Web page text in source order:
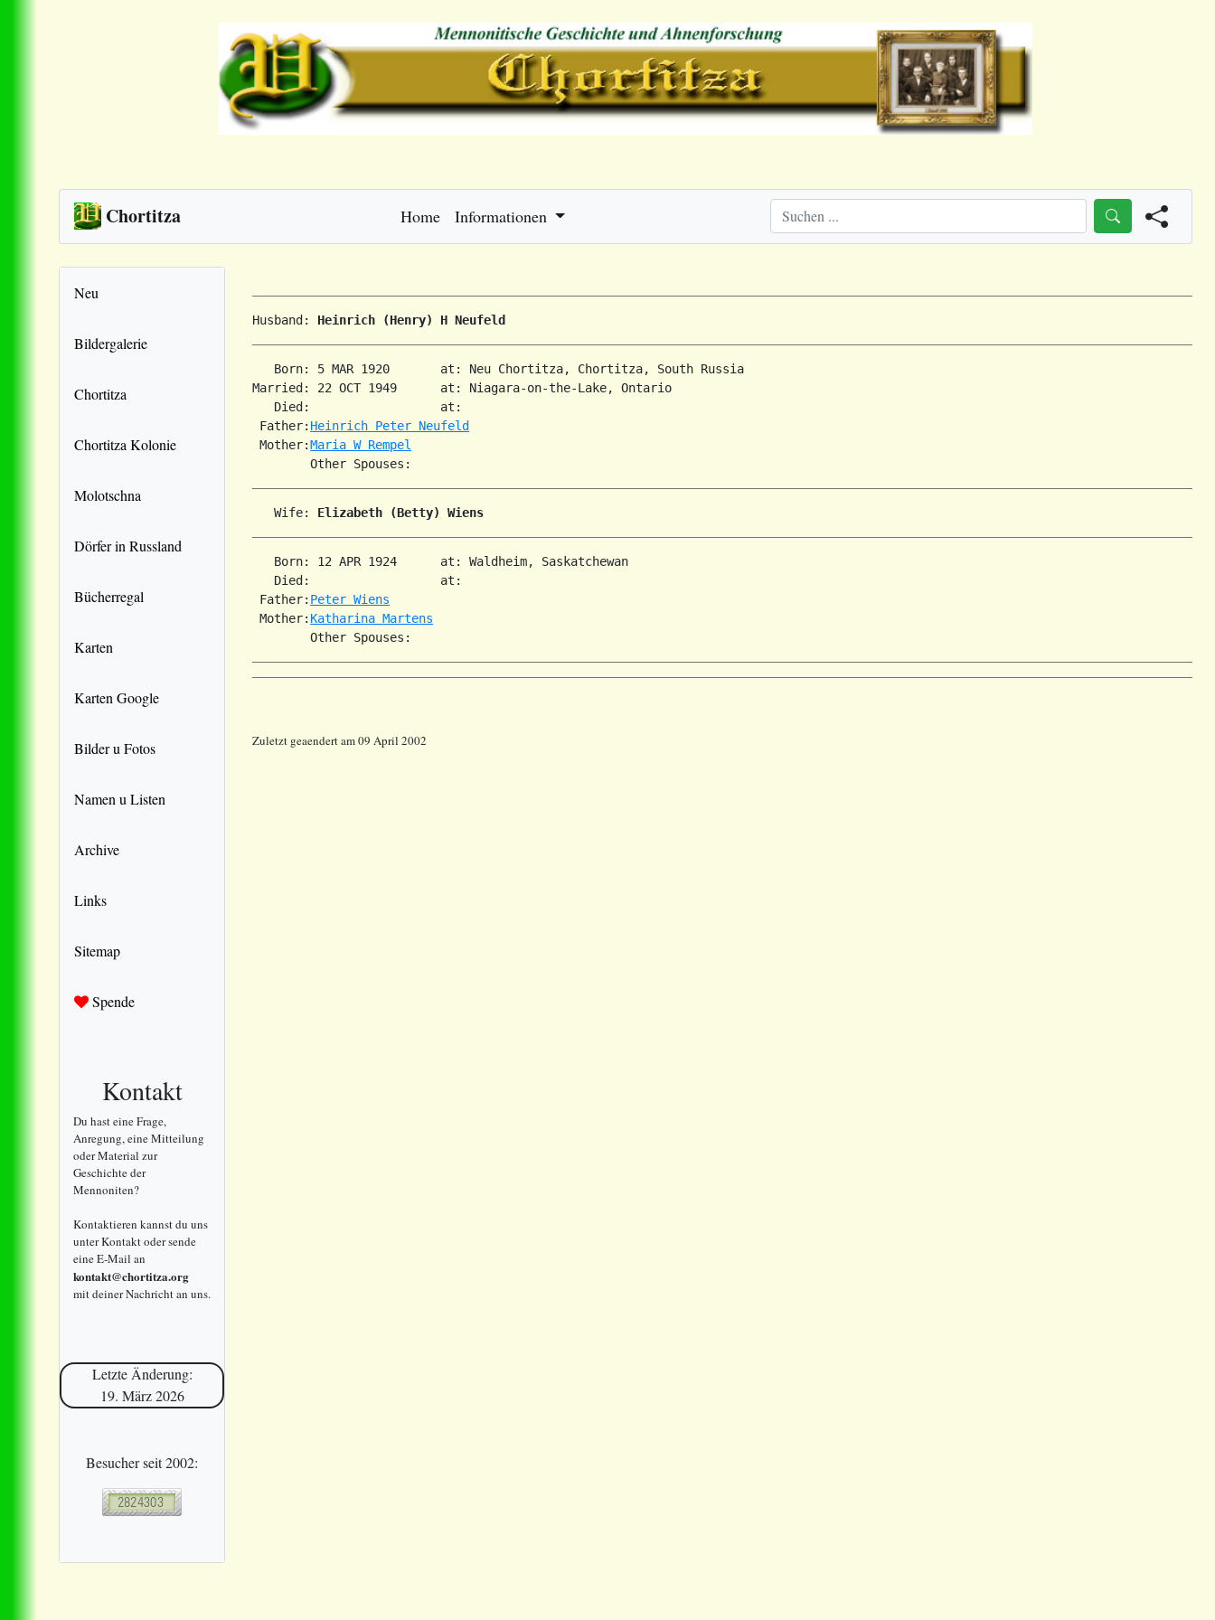
Chortitza Home Informationen
Neu
Bildergalerie
Chortitza
Chortitza Kolonie
Molotschna
Dörfer in Russland
Bücherregal
Karten
Karten Google
Bilder u Fotos
Namen u Listen
Archive
Links
Sitemap
Spende
Kontakt
Du hast eine Frage,
Anregung, eine Mitteilung
oder Material zur
Geschichte der
Mennoniten?
Kontaktieren kannst du uns
unter Kontakt oder sende
eine E-Mail an
kontakt@chortitza.org
mit deiner Nachricht an uns.
Letzte Änderung:
19. März 2026
Besucher seit 2002:
Husband: Heinrich (Henry) H Neufeld
   Born: 5 MAR 1920       at: Neu Chortitza, Chortitza, South Russia
Married: 22 OCT 1949      at: Niagara-on-the-Lake, Ontario
   Died:                  at:
Father: Heinrich Peter Neufeld
Mother:Maria W Rempel
   Wife:
Elizabeth (Betty) Wiens
   Born: 12 APR 1924      at: Waldheim, Saskatchewan
   Died:                  at:
Father: Peter Wiens
Mother: Katharina Martens
Zuletzt geaendert am 09 April 2002